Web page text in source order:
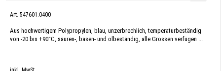
Art. 547601.0400
Aus hochwertigem Polypropylen, blau, unzerbrechlich, temperaturbeständig
von -20 bis +90°C, säuren-, basen- und ölbeständig, alle Grössen verfügen ...